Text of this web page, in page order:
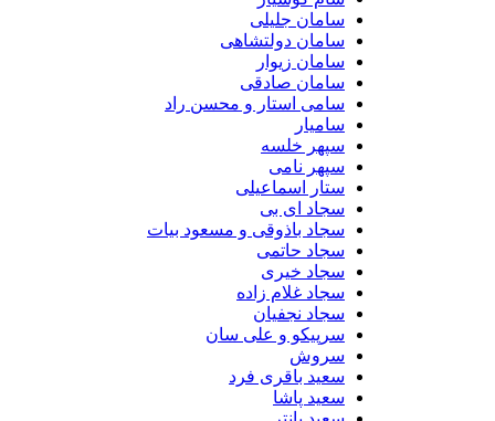
سامان جلیلی
سامان دولتشاهی
سامان زیوار
سامان صادقی
سامی استار و محسن راد
سامیار
سپهر خلسه
سپهر نامی
ستار اسماعیلی
سجاد ای بی
سجاد باذوقی و مسعود بیات
سجاد حاتمی
سجاد خیری
سجاد غلام زاده
سجاد نجفیان
سرپیکو و علی سان
سروش
سعید باقری فرد
سعید پاشا